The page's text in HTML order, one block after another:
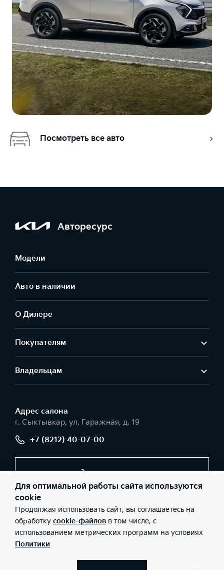
Посмотреть все авто
Авторесурс
Модели
Авто в наличии
О Дилере
Покупателям
Владельцам
Адрес салонa
г. Сыктывкар, ул. Гаражная, д. 19
+7 (8212) 40-07-00
Заказать звонок
© 2026 Юридические лица ООО «Авторесурс моторс»
(Фактический адрес: г. Сыктывкар, ул. Гаражная, д. 19; Телефон:
+7 (8212) 40-07-00; ИНН: 1101096251; ОГРН: 1121101010832), ООО
«Киа Россия и СНГ» (Фактический адрес: г.Москва, Валовая 26;
Телефон: 8 800 301 08 80; ИНН: 7728674093; ОГРН:
5087746291760) ведут деятельность на территории РФ в
Для оптимальной работы сайта используются
cookie
Продолжая использовать сайт, вы соглашаетесь на
обработку cookie-файлов в том числе, с
использованием метрических программ на условиях
Политики